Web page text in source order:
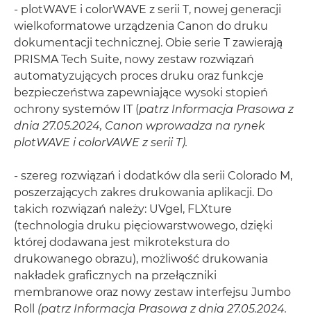
- plotWAVE i colorWAVE z serii T, nowej generacji
wielkoformatowe urządzenia Canon do druku
dokumentacji technicznej. Obie serie T zawierają
PRISMA Tech Suite, nowy zestaw rozwiązań
automatyzujących proces druku oraz funkcje
bezpieczeństwa zapewniające wysoki stopień
ochrony systemów IT (patrz Informacja Prasowa z
dnia 27.05.2024, Canon wprowadza na rynek
plotWAVE i colorVAWE z serii T).
- szereg rozwiązań i dodatków dla serii Colorado M,
poszerzających zakres drukowania aplikacji. Do
takich rozwiązań należy: UVgel, FLXture
(technologia druku pięciowarstwowego, dzięki
której dodawana jest mikrotekstura do
drukowanego obrazu), możliwość drukowania
nakładek graficznych na przełączniki
membranowe oraz nowy zestaw interfejsu Jumbo
Roll (patrz Informacja Prasowa z dnia 27.05.2024.